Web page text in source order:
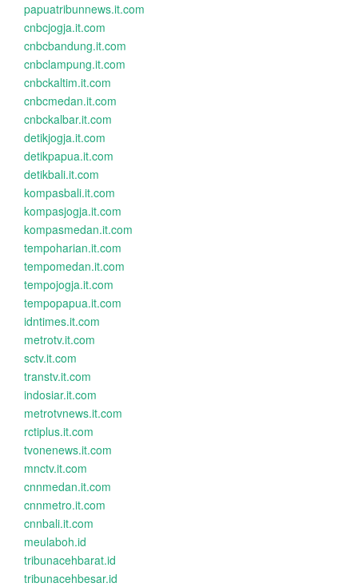
papuatribunnews.it.com
cnbcjogja.it.com
cnbcbandung.it.com
cnbclampung.it.com
cnbckaltim.it.com
cnbcmedan.it.com
cnbckalbar.it.com
detikjogja.it.com
detikpapua.it.com
detikbali.it.com
kompasbali.it.com
kompasjogja.it.com
kompasmedan.it.com
tempoharian.it.com
tempomedan.it.com
tempojogja.it.com
tempopapua.it.com
idntimes.it.com
metrotv.it.com
sctv.it.com
transtv.it.com
indosiar.it.com
metrotvnews.it.com
rctiplus.it.com
tvonenews.it.com
mnctv.it.com
cnnmedan.it.com
cnnmetro.it.com
cnnbali.it.com
meulaboh.id
tribunacehbarat.id
tribunacehbesar.id